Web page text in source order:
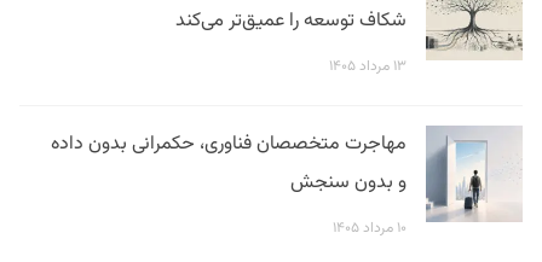
شکاف توسعه را عمیق‌تر می‌کند
۱۳ مرداد ۱۴۰۵
مهاجرت متخصصان فناوری، حکمرانی بدون داده
و بدون سنجش
۱۰ مرداد ۱۴۰۵